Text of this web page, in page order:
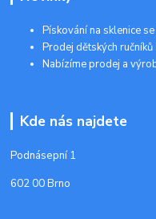
Pískování na sklenice
Prodej dětských
Nabízíme prodej a
Kde nás najdete
Podnásepní 1
602 00 Brno